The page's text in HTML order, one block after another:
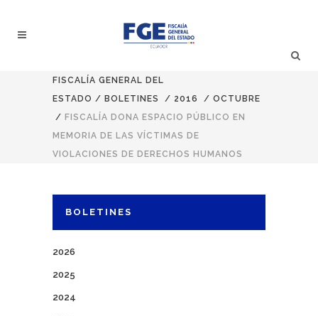
FISCALÍA GENERAL DEL
ESTADO / BOLETINES / 2016 / OCTUBRE
/ FISCALÍA DONA ESPACIO PÚBLICO EN
MEMORIA DE LAS VÍCTIMAS DE
VIOLACIONES DE DERECHOS HUMANOS
BOLETINES
2026
2025
2024